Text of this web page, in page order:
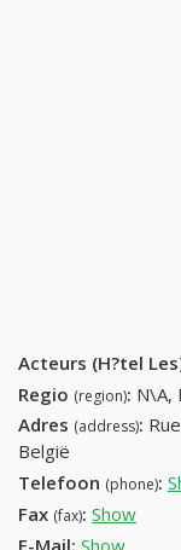
Acteurs (H?tel
Regio (region): N\A,
Adres (address):
België
Telefoon (phone):
Fax (fax): Show
E-Mail: Show